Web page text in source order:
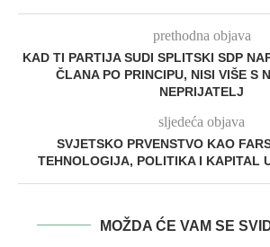
prethodna objava
KAD TI PARTIJA SUDI SPLITSKI SDP
ČLANA PO PRINCIPU, NISI VIŠE S
NEPRIJATELJ
sljedeća objava
SVJETSKO PRVENSTVO KAO
TEHNOLOGIJA, POLITIKA I KAPITAL
MOŽDA ĆE VAM SE